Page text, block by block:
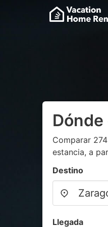
Comparar
estancia, a
Destino
Llegada